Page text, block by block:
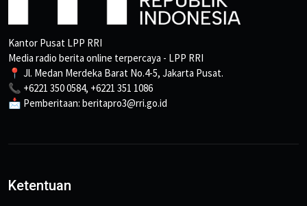
Kantor Pusat LPP RRI
Media radio berita online terpercaya - LPP RRI
📍 Jl. Medan Merdeka Barat No.4-5, Jakarta Pusat.
📞 +6221 350 0584, +6221 351 1086
📩 Pemberitaan: beritapro3@rri.go.id
Ketentuan